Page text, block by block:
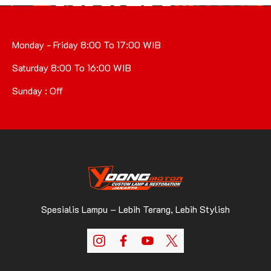
Monday - Friday 8:00 To 17:00 WIB
Saturday 8:00 To 16:00 WIB
Sunday : Off
Spesialis Lampu – Lebih Terang, Lebih Stylish